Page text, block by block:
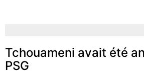
Tchouameni avait été
PSG